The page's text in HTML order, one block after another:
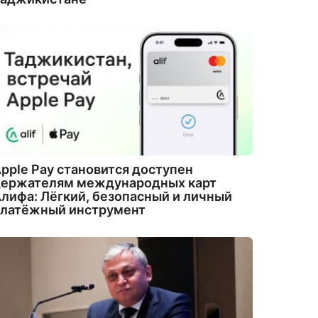
Pay становится доступен
международных карт
Лёгкий, безопасный и личный
инструмент